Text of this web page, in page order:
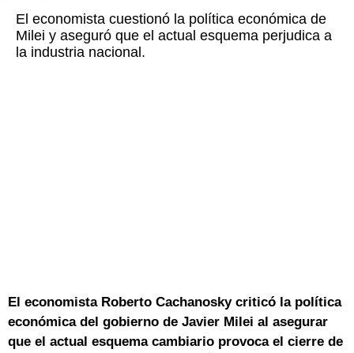
El economista cuestionó la política económica de
Milei y aseguró que el actual esquema perjudica a
la industria nacional.
El economista Roberto Cachanosky criticó la política
económica del gobierno de Javier Milei al asegurar
que el actual esquema cambiario provoca el cierre de